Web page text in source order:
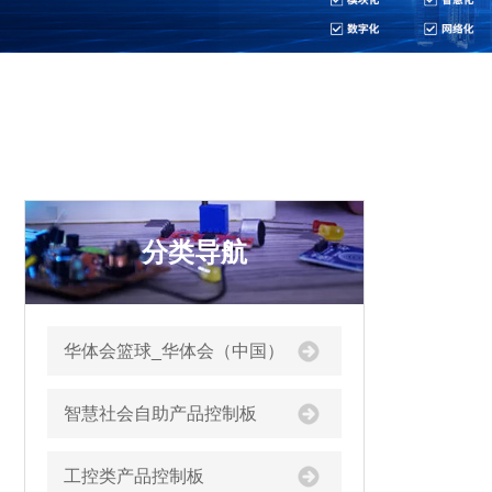
分类导航
华体会篮球_华体会（中国）
智慧社会自助产品控制板
工控类产品控制板